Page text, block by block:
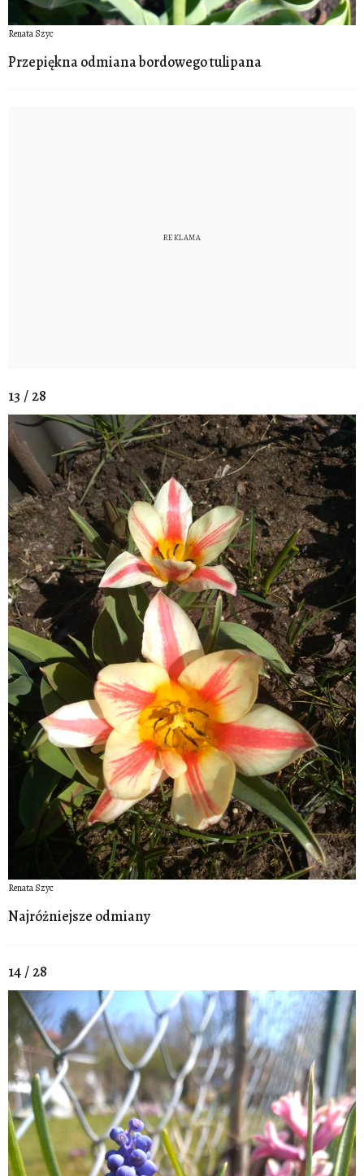
Renata Szyc
Przepiękna odmiana bordowego tulipana
13 / 28
Renata Szyc
Najróżniejsze odmiany
14 / 28